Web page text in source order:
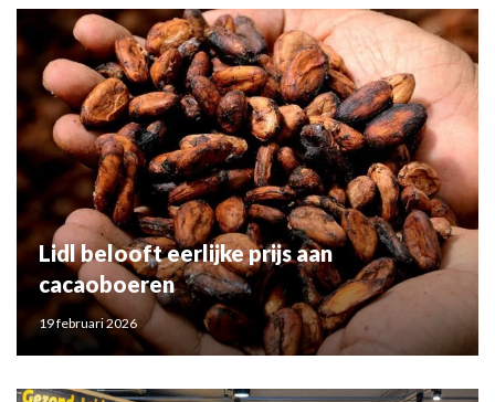
Lidl belooft eerlijke prijs aan
cacaoboeren
19 februari 2026